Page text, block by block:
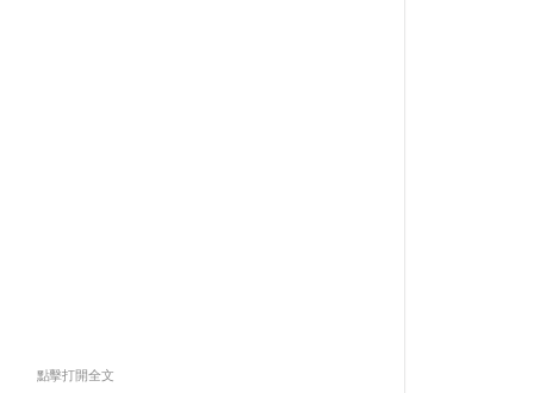
點擊打開全文